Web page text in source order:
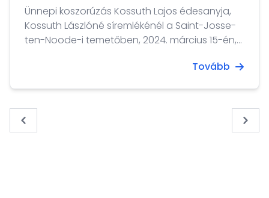
Ünnepi koszorúzás Kossuth Lajos édesanyja,
Kossuth Lászlóné síremlékénél a Saint-Josse-
ten-Noode-i temetőben, 2024. március 15-én,
emléktáblájánál (rue de la Commune 25, 1210
Tovább
« Previous Next